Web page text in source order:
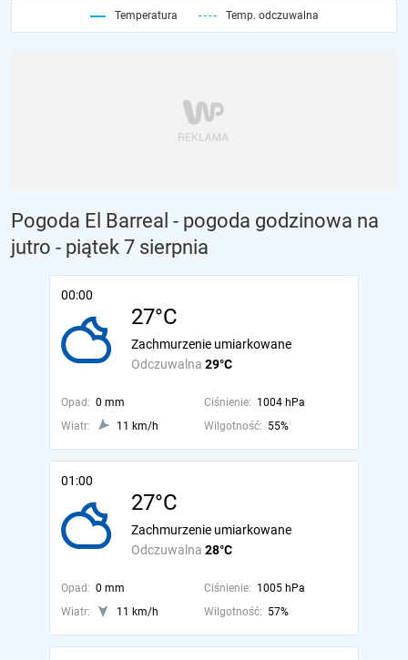
Temperatura Temp. odczuwalna
Pogoda El Barreal - pogoda godzinowa na
jutro - piątek 7 sierpnia
00:00
27°C
Odczuwalna 29°C
Zachmurzenie umiarkowane
Opad: 0 mm Ciśnienie: 1004 hPa
Wiatr:
11 km/h Wilgotność: 55%
01:00
27°C
Odczuwalna 28°C
Zachmurzenie umiarkowane
Opad: 0 mm Ciśnienie: 1005 hPa
Wiatr:
11 km/h Wilgotność: 57%